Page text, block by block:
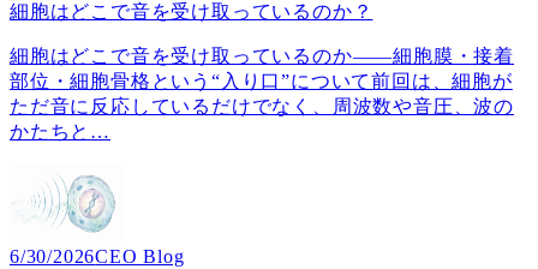
細胞はどこで音を受け取っているのか？
細胞はどこで音を受け取っているのか――細胞膜・接着
部位・細胞骨格という“入り口”について前回は、細胞が
ただ音に反応しているだけでなく、周波数や音圧、波の
かたちと …
6/30/2026CEO Blog